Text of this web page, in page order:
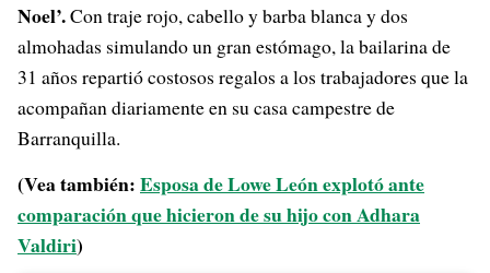
Noel’.Con traje rojo, cabello y barba blanca y dos
almohadas simulando un gran estómago, la bailarina de
31 años repartió costosos regalos a los trabajadores que la
acompañan diariamente en su casa campestre de
Barranquilla.
(Vea también:Esposa de Lowe León explotó ante
comparación que hicieron de su hijo con Adhara
Valdiri)